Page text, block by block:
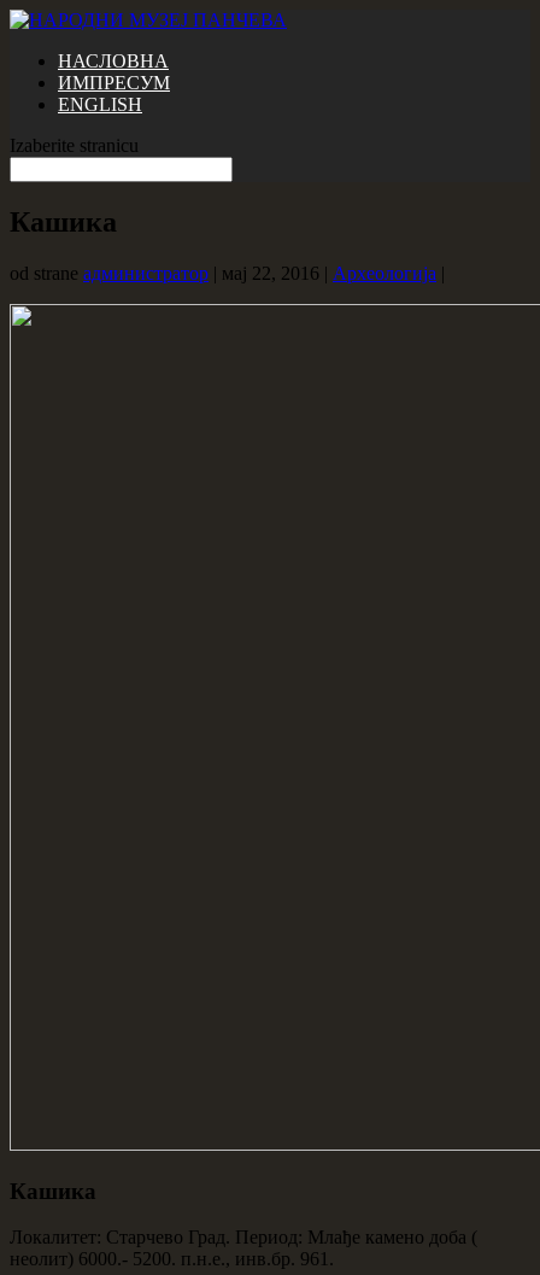
НАСЛОВНА
ИМПРЕСУМ
ENGLISH
Izaberite stranicu
Кашика
od strane администратор | мај 22, 2016 | Археологија |
Кашика
Локалитет: Старчево Град. Период: Млађе камено доба (
неолит) 6000.- 5200. п.н.е., инв.бр. 961.